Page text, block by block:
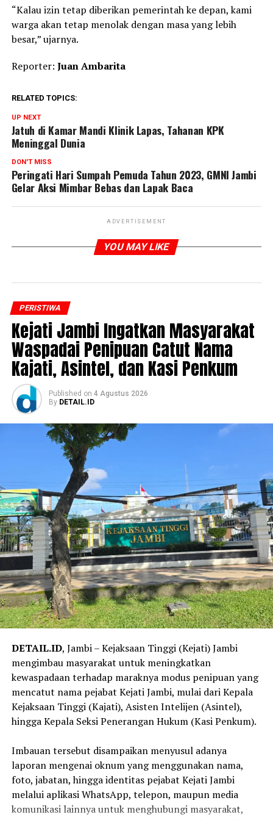
“Kalau izin tetap diberikan pemerintah ke depan, kami
warga akan tetap menolak dengan masa yang lebih
besar,” ujarnya.
Reporter: Juan Ambarita
RELATED TOPICS:
UP NEXT
Jatuh di Kamar Mandi Klinik Lapas, Tahanan KPK
Meninggal Dunia
DON'T MISS
Peringati Hari Sumpah Pemuda Tahun 2023, GMNI Jambi
Gelar Aksi Mimbar Bebas dan Lapak Baca
ADVERTISEMENT
YOU MAY LIKE
PERISTIWA
‎Kejati Jambi Ingatkan Masyarakat
Waspadai Penipuan Catut Nama
Kajati, Asintel, dan Kasi Penkum
Published on 4 Agustus 2026
By DETAIL.ID
DETAIL.ID, Jambi – Kejaksaan Tinggi (Kejati) Jambi
mengimbau masyarakat untuk meningkatkan
kewaspadaan terhadap maraknya modus penipuan yang
mencatut nama pejabat Kejati Jambi, mulai dari Kepala
Kejaksaan Tinggi (Kajati), Asisten Intelijen (Asintel),
hingga Kepala Seksi Penerangan Hukum (Kasi Penkum).
‎Imbauan tersebut disampaikan menyusul adanya
laporan mengenai oknum yang menggunakan nama,
foto, jabatan, hingga identitas pejabat Kejati Jambi
melalui aplikasi WhatsApp, telepon, maupun media
komunikasi lainnya untuk menghubungi masyarakat,